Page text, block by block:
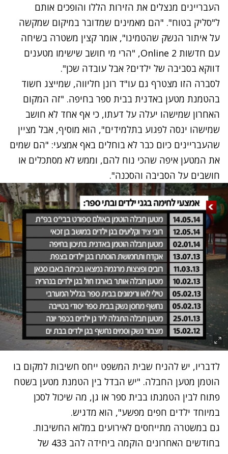
העבריינים מנצלים את הזירות הללו והופכים אותם
ל"סליק בטוח". "הם מאמינים שמדובר במיקום שמקשה
על איתור הנשק שהטמינו", אומר קצין משטרה בשיחה
עם חדשות 2 Online, "הרי מי חושב שישימו מטענים
דווקא בסביבה של ילדים? אבל עובדה שכן".
לסברה הזו מצטרף גם עו"ד רונן חליווה, שמייצג חשוד
בהטמנת מטען באדנית בבית ספר בחיפה. "זה המקום
האחרון שמישהו יעלה על דעתו, כי אף אחד לא חושב
שמישהו ינסה לפגוע בתלמידים", הוא מוסיף, אבל מציין
שהעבריינים כיום כבר לא בוחלים באף אמצעי: "הם שמים
את המטען איפה שהכי נוח להם, וממש לא מסתכלים או
חושבים על הסביבה והסכנה".
לדבריו, יש להניח שבית המשפט ייחס חשיבות למקום בו
הוטמן מטען החבלה. "יש הבדל בין הטמנת מטען בשטח
פתוח לבין הטמנתו בבית ספר או גן, מה שיכול לסכן
במיוחד ילדים חפים מפשע", הוא מדגיש.
גם במשטרה מתייחסים לאירועים במלוא החשיבות.
בחודשים האחרונים הוקמה ביחידה להב 433 של